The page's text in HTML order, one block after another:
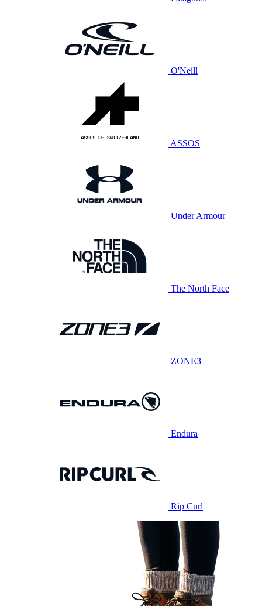
O'Neill
ASSOS
Under Armour
The North Face
ZONE3
Endura
Rip Curl